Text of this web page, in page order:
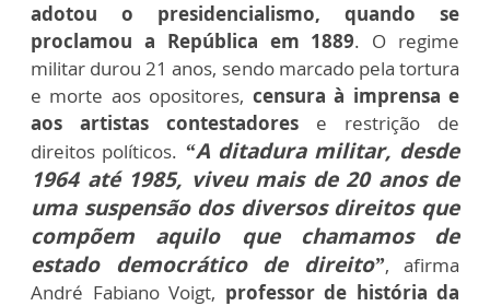
adotou o presidencialismo, quando se
proclamou a República em 1889. O regime
militar durou 21 anos, sendo marcado pela tortura
e morte aos opositores, censura à imprensa e
aos artistas contestadores e restrição de
direitos políticos. “A ditadura militar, desde
1964 até 1985, viveu mais de 20 anos de
uma suspensão dos diversos direitos que
compõem aquilo que chamamos de
estado democrático de direito”, afirma
André Fabiano Voigt, professor de história da